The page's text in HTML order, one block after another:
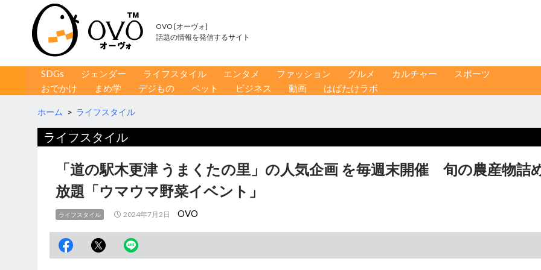
OVO [オーヴォ]
話題の情報を発信するサイト
コンテンツへ移動
SDGs ジェンダー ライフスタイル エンタメ ファッション グルメ カルチャー
スポーツ
おでかけ
まめ学 デジもの ペット ビジネス 動画 はばたけラボ
ホーム > ライフスタイル
ライフスタイル
「道の駅木更津 うまくたの里」の人気企画 を毎週末開催 旬の農産物詰
放題「ウマウマ野菜イベント」
ライフスタイル 2024年7月2日 OVO